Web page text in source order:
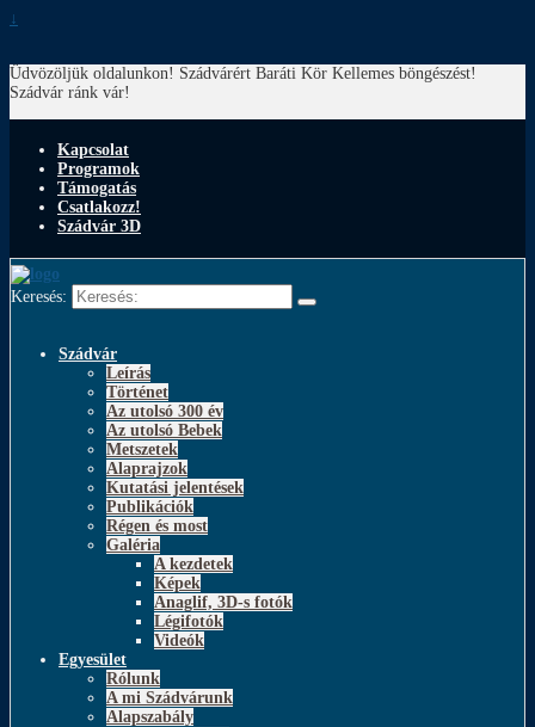
↓
Üdvözöljük oldalunkon! Szádvárért Baráti Kör Kellemes böngészést!
Szádvár ránk vár!
Kapcsolat
Programok
Támogatás
Csatlakozz!
Szádvár 3D
Keresés:
Szádvár
Leírás
Történet
Az utolsó 300 év
Az utolsó Bebek
Metszetek
Alaprajzok
Kutatási jelentések
Publikációk
Régen és most
Galéria
A kezdetek
Képek
Anaglif, 3D-s fotók
Légifotók
Videók
Egyesület
Rólunk
A mi Szádvárunk
Alapszabály